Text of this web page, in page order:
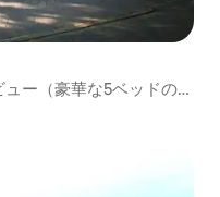
ー（豪華な5ベッドの宿